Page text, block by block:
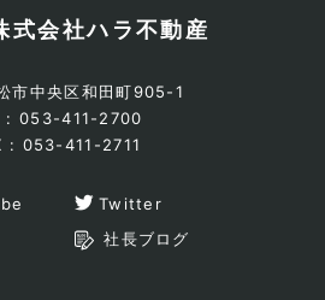
式会社ハラ不動産
市中央区和田町905-1
: 053-411-2700
: 053-411-2711
Twitter
社長ブログ